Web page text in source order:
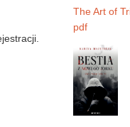
The Art of
pdf